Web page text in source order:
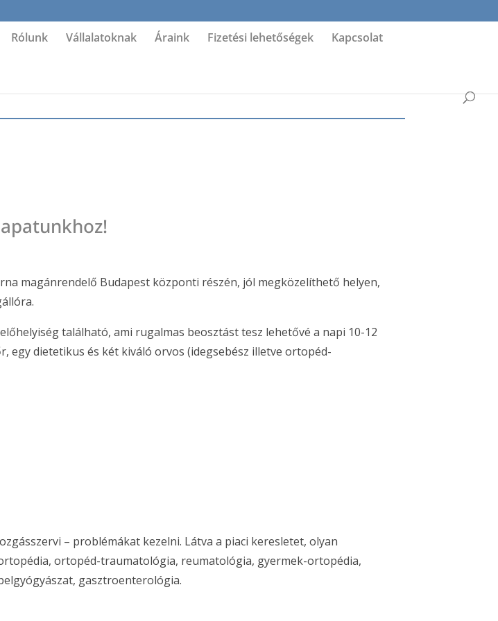
Rólunk Vállalatoknak Áraink Fizetési lehetőségek Kapcsolat
magánrendelő Budapest központi részén, jól megközelíthető helyen,
található, ami rugalmas beosztást tesz lehetővé a napi 10-12
egy dietetikus és két kiváló orvos (idegsebész illetve ortopéd-
– problémákat kezelni. Látva a piaci keresletet, olyan
ortopéd-traumatológia, reumatológia, gyermek-ortopédia,
gasztroenterológia.